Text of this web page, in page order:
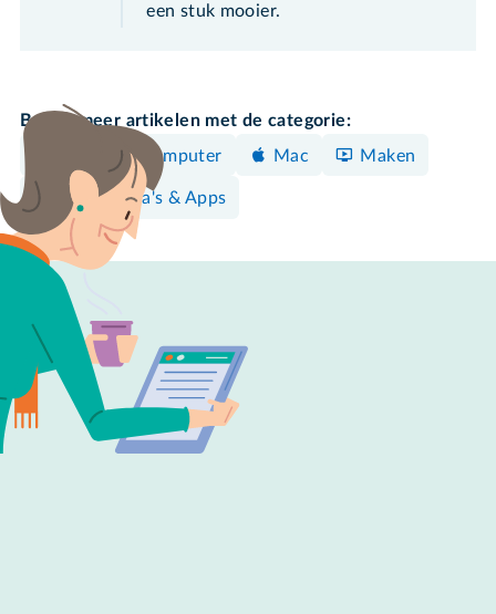
een stuk mooier.
Bekijk meer artikelen met de categorie:
Windows-computer
Mac Maken
Programma's & Apps